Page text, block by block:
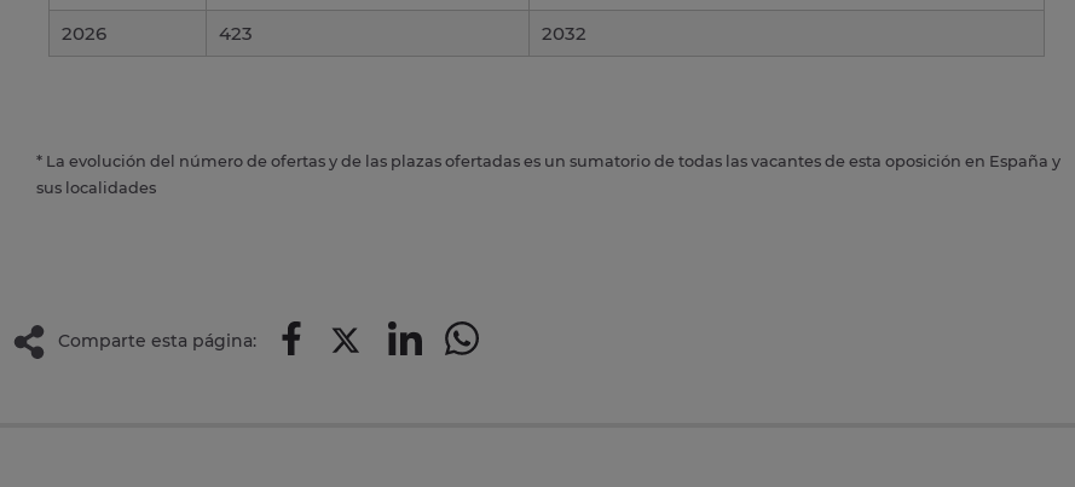
2026
423 2032
* La evolución del número de ofertas y de las plazas ofertadas es un sumatorio de todas las vacantes de esta oposición en España y
sus localidades
Comparte esta página: